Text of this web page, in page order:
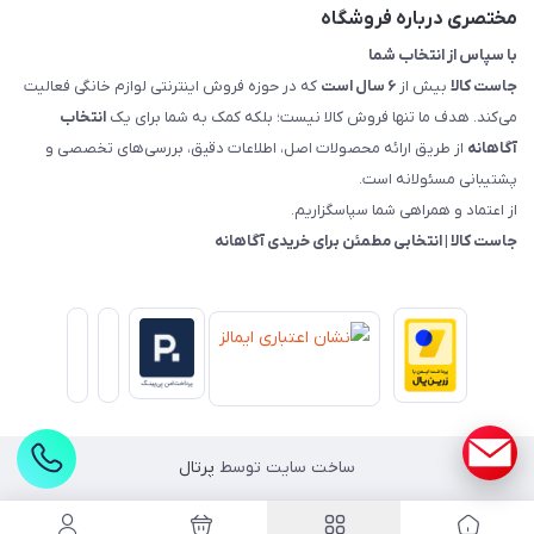
مختصری درباره فروشگاه
با سپاس از انتخاب شما
جاست کالا بیش از ۶ سال است
که در حوزه فروش اینترنتی لوازم خانگی فعالیت
می‌کند. هدف ما تنها فروش کالا نیست؛ بلکه کمک به شما برای یک انتخاب
آگاهانه از طریق ارائه محصولات اصل، اطلاعات دقیق، بررسی‌های تخصصی و
پشتیبانی مسئولانه است.
از اعتماد و همراهی شما سپاسگزاریم.
جاست کالا | انتخابی مطمئن برای خریدی آگاهانه
ساخت سایت توسط پرتال